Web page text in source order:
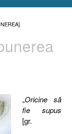
„Oricine să
fie supus
[gr.